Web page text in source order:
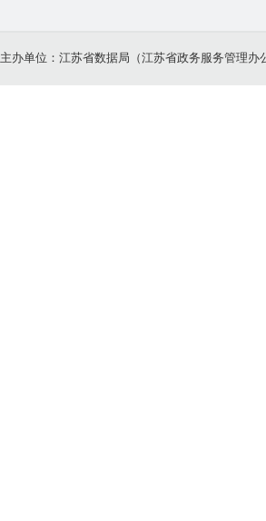
主办单位：江苏省数据局（江苏省政务服务管理办